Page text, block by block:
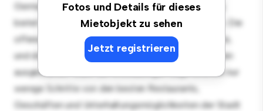
Fotos und Details für dieses
Mietobjekt zu sehen
Jetzt registrieren
Germany! Diese moderne 1 Schlafzimmer-Wohnung
bietet einen stilvollen und gemütlichen Lebensraum. Die
offene Raumaufteilung eignet sich perfekt für Gäste,
und die elegante Küche ist mit erstklassigen Geräten
ausgestattet. Dank der erstklassigen Lage sind Sie nur
wenige Schritte von den besten Restaurants,
Geschäften und Unterhaltungsmöglichkeiten der Stadt